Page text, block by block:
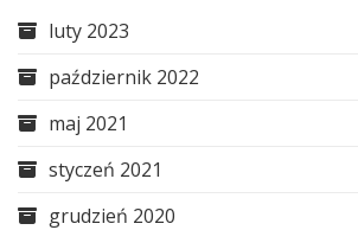
luty 2023
październik 2022
maj 2021
styczeń 2021
grudzień 2020